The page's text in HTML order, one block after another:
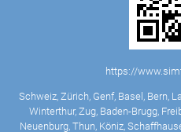
https://
Schweiz, Zürich, Genf, Basel, Bern,
Winterthur, Zug, Baden-Brugg,
Neuenburg, Thun, Köniz,